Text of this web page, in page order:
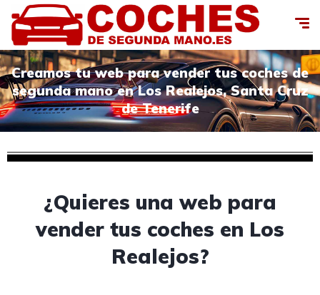
Creamos tu web para vender tus coches de
segunda mano en Los Realejos, Santa Cruz
de Tenerife
¿Quieres una web para
vender tus coches en Los
Realejos?